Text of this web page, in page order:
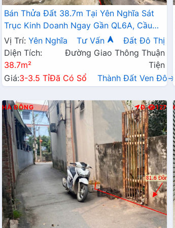
Bán Thửa Đất 38.7m Tại Yên Nghĩa Sát
Trục Kinh Doanh Ngay Gần QL6A, Cầu
Mai Lĩnh Đang Mở Rộng
Vị Trí: Yên Nghĩa Tư Vấn
Đất Đô Thị
Diện Tích:
38.7m²
Đường Giao Thông Thuận
Tiện
Giá:3-3.5 TỉĐã Có Sổ Thành Đất Ven Đô→
HÀ ĐÔNG Đ 127